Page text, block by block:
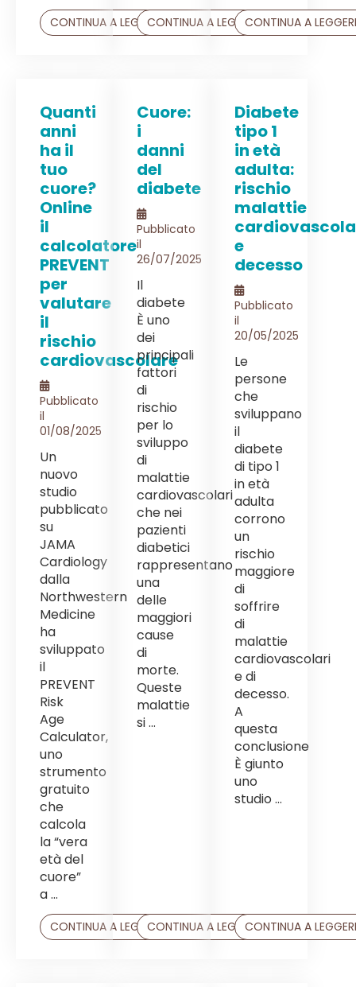
CONTINUA A LEGGERECONTINUA A LEGGERECONTINUA A
Quanti
anni
ha il
tuo
cuore?
Online
il
calcolatore
PREVENT
per
valutare
il
rischio
cardiovascolare
Pubblicato
il
01/08/2025
Un
nuovo
studio
pubblicato
su
JAMA
Cardiology
dalla
Northwestern
Medicine
ha
sviluppato
il
PREVENT
Risk
Age
Calculator,
uno
strumento
gratuito
che
calcola
la “vera
età del
cuore”
a ...
CONTINUA A LEGGERE
Cuore:
i
danni
del
diabete
Pubblicato
il
26/07/2025
Il
diabete
È uno
dei
principali
fattori
di
rischio
per lo
sviluppo
di
malattie
cardiovascolari
che nei
pazienti
diabetici
rappresentano
una
delle
maggiori
cause
di
morte.
Queste
malattie
si ...
CONTINUA A LEGGERE
Diabete
tipo 1
in età
adulta:
rischio
malattie
e
decesso
Pubblicato
il
20/05/2025
Le
persone
che
sviluppano
il
diabete
di tipo 1
in età
adulta
corrono
un
rischio
maggiore
di
soffrire
di
malattie
cardiovascolari
e di
decesso.
A
questa
conclusione
È giunto
uno
studio ...
CONTINUA A